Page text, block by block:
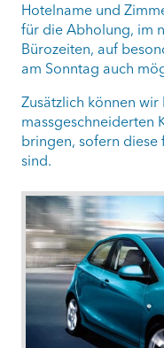
Hotelname und
für die Abholung, im
Bürozeiten, auf
am Sonntag auch
Zusätzlich können wir
massgeschneiderten
bringen, sofern
sind.